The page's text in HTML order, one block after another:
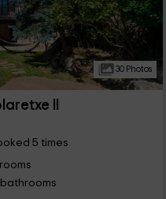
30 Photos
II
5 times